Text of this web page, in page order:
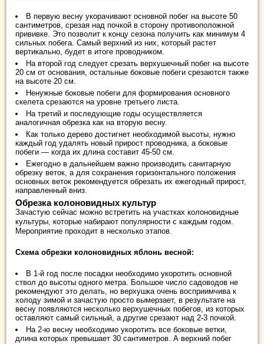
В первую весну укорачивают основной побег на высоте 50
сантиметров, срезая над почкой в сторону противоположной
прививке. Это позволит к концу сезона получить как минимум 4
сильных побега. Самый верхний из них, который растет
вертикально, будет в итоге проводником.
На второй год следует срезать верхушечный побег на высоте
20 см от основания, остальные боковые побеги срезаются также
на высоте 20 см.
Ненужные боковые побеги для формирования основного
скелета срезаются на уровне третьего листа.
На третий и последующие годы осуществляется
аналогичная обрезка как на вторую весну.
Как только дерево достигнет необходимой высоты, нужно
каждый год удалять новый прирост проводника, а боковые
побеги — когда их длина составит 45-50 см.
Ежегодно в дальнейшем важно производить санитарную
обрезку веток, а для сохранения горизонтального положения
основных веток рекомендуется обрезать их ежегодный прирост,
направленный вниз.
Обрезка колоновидных культур
Зачастую сейчас можно встретить на участках колоновидные
культуры, которые набирают популярности с каждым годом.
Мероприятие проходит в несколько этапов.
Схема обрезки колоновидных яблонь весной:
В 1-й год после посадки необходимо укоротить основной
ствол до высоты одного метра. Большое число садоводов не
рекомендуют это делать, но верхушка очень восприимчива к
холоду зимой и зачастую просто вымерзает, в результате на
весну появляются несколько верхушечных побегов, из которых
оставляют самый сильный, а другие срезают над 2-3 почкой.
На 2-ю весну необходимо укоротить все боковые ветки,
длина которых превышает 30 сантиметров. А верхний побег